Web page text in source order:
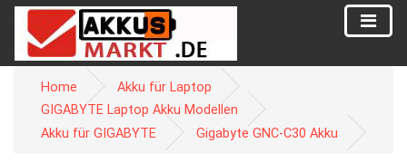
Home
Akku für Laptop
GIGABYTE Laptop Akku Modellen
Akku für GIGABYTE
Gigabyte GNC-C30 Akku